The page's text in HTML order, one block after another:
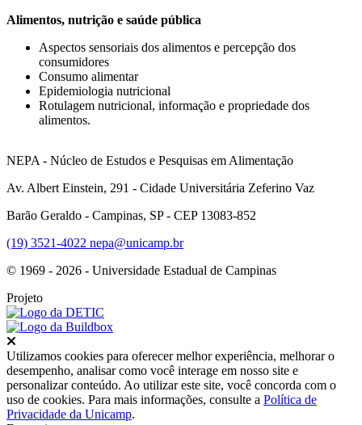
Alimentos, nutrição e saúde pública
Aspectos sensoriais dos alimentos e percepção dos
consumidores
Consumo alimentar
Epidemiologia nutricional
Rotulagem nutricional, informação e propriedade dos
alimentos.
NEPA - Núcleo de Estudos e Pesquisas em Alimentação
Av. Albert Einstein, 291 - Cidade Universitária Zeferino Vaz
Barão Geraldo - Campinas, SP - CEP 13083-852
(19) 3521-4022 nepa@unicamp.br
© 1969 - 2026 - Universidade Estadual de Campinas
Projeto
Utilizamos cookies para oferecer melhor experiência, melhorar o
desempenho, analisar como você interage em nosso site e
personalizar conteúdo. Ao utilizar este site, você concorda com o
uso de cookies. Para mais informações, consulte a Política de
Privacidade da Unicamp.